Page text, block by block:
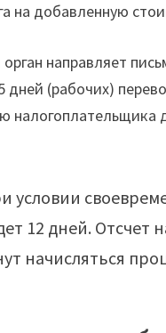
на добавленную
направляет
дней (рабочих)
налогоплательщика
12 дней. Отсчет
начисляться